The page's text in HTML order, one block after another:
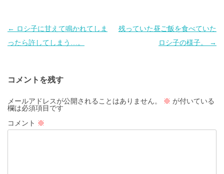
投
稿
ゲ
ー
シ
ョ
← ロシ子に甘えて鳴かれてしま
ったら許してしまう…。
残っていた昼ご飯を食べていた
ロシ子の様子。
→
コメントを残す
メールアドレスが公開されることはありません。 ※ が付いている
欄は必須項目です
コメント ※